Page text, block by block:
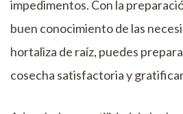
impedimentos. Con la
buen conocimiento de las
hortaliza de raíz, puedes
cosecha satisfactoria y